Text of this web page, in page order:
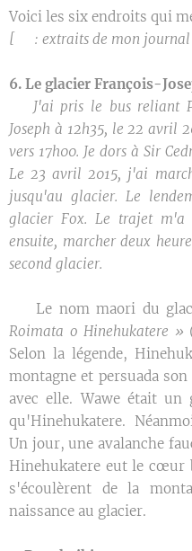
Voici les six endroits qui
[
✒️ : extraits de mon
6. Le glacier François-
J'ai pris le bus reliant
Joseph à 12h35, le 22 avril
vers 17h00. Je dors à Sir
Le 23 avril 2015, j'ai
jusqu'au glacier. Le
glacier Fox. Le trajet
ensuite, marcher deux
second glacier.
🌿 Le nom maori du
Roimata o Hinehukatere »
Selon la légende,
montagne et persuada
avec elle. Wawe était un
qu'Hinehukatere.
Un jour, une avalanche
Hinehukatere eut le cœur
s'écoulèrent de la
naissance au glacier.